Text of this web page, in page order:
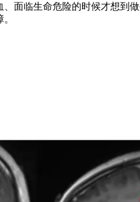
面临生命危险的时候才想到